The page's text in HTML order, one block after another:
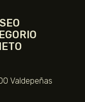
Valdepeñas